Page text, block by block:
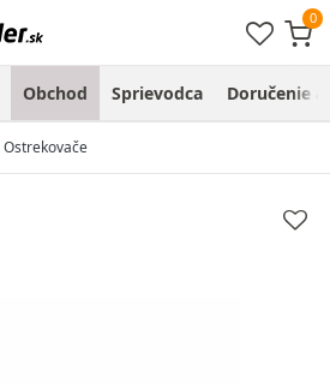
Obchod Sprievodca Doručenie
Ostrekovače